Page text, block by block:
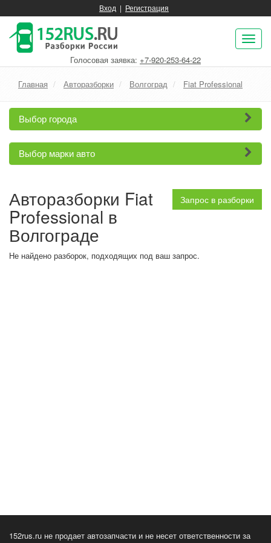
Вход | Регистрация
Голосовая заявка: +7-920-253-64-22
Главная Авторазборки Волгоград Fiat Professional
Выбор города
Выбор марки авто
Запрос в разборки
Авторазборки Fiat
Professional в
Волгограде
Не найдено разборок, подходящих под ваш запрос.
152rus.ru не продает автозапчасти и не несет ответственности за